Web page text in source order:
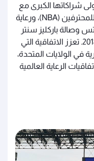
شراكاتها الكبرى مع
أحد أندية الدوري الأميركي لكرة السلة للمحترفين (NBA)، ورعاية
وصالة باركليز سنتر
للفعاليات الرياضية في نيويورك، عام 2018. تعزز الاتفاقية التي
في الولايات المتحدة،
الرعاية العالمية